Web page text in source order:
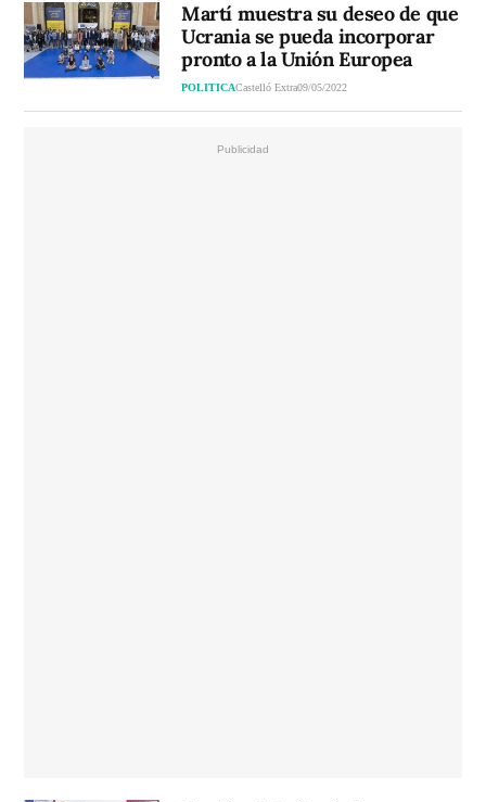
Martí muestra su deseo de que
Ucrania se pueda incorporar
pronto a la Unión Europea
POLITICACastelló Extra09/05/2022